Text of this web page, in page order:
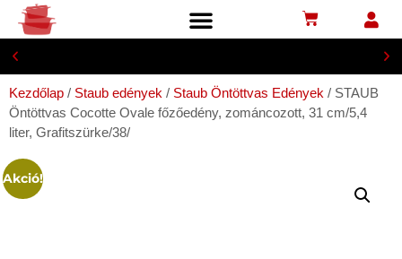
100% termék garancia
Kezdőlap / Staub edények / Staub Öntöttvas Edények / STAUB
Öntöttvas Cocotte Ovale főzőedény, zománcozott, 31 cm/5,4
liter, Grafitszürke/38/
Akció!